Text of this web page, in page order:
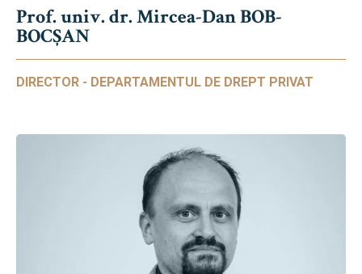
Prof. univ. dr. Mircea-Dan BOB-
BOCȘAN
DIRECTOR - DEPARTAMENTUL DE DREPT PRIVAT